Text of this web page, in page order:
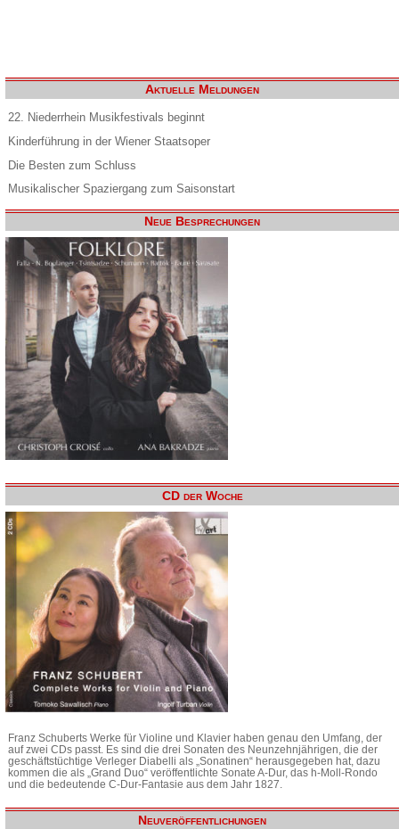
Aktuelle Meldungen
22. Niederrhein Musikfestivals beginnt
Kinderführung in der Wiener Staatsoper
Die Besten zum Schluss
Musikalischer Spaziergang zum Saisonstart
Neue Besprechungen
CD der Woche
Franz Schuberts Werke für Violine und Klavier haben genau den Umfang, der
auf zwei CDs passt. Es sind die drei Sonaten des Neunzehnjährigen, die der
geschäftstüchtige Verleger Diabelli als „Sonatinen“ herausgegeben hat, dazu
kommen die als „Grand Duo“ veröffentlichte Sonate A-Dur, das h-Moll-Rondo
und die bedeutende C-Dur-Fantasie aus dem Jahr 1827.
Neuveröffentlichungen